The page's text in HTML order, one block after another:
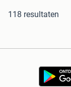
118 resultaten